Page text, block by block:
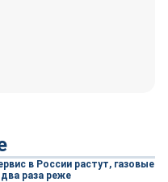
в России растут, газовые
раза реже